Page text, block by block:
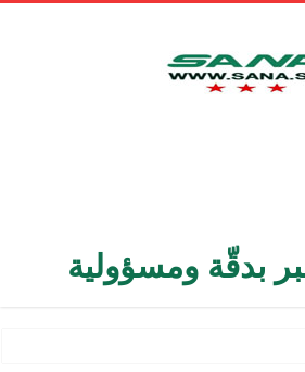
بدقّة ومسؤولية